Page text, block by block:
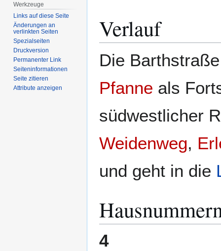
Verlauf
Die
Pfanne als
südwestlicher
Weidenweg,
und geht in die
4
Werkzeuge
Links auf diese Seite
Änderungen an
verlinkten Seiten
Spezialseiten
Druckversion
Permanenter Link
Seiten­­informationen
Seite zitieren
Attribute anzeigen